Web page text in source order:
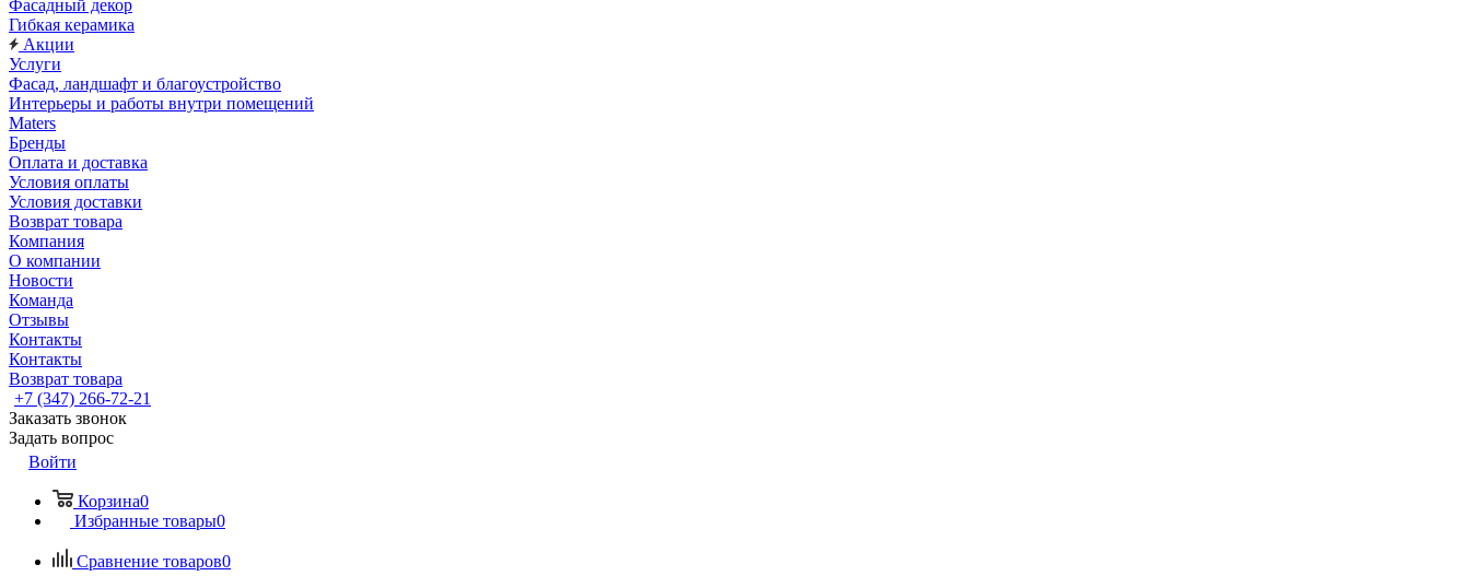
Фасадный декор
Гибкая керамика
Акции
Услуги
Фасад, ландшафт и благоустройство
Интерьеры и работы внутри помещений
Maters
Бренды
Оплата и доставка
Условия оплаты
Условия доставки
Возврат товара
Компания
О компании
Новости
Команда
Отзывы
Контакты
Контакты
Возврат товара
+7 (347) 266-72-21
Заказать звонок
Задать вопрос
Войти
Корзина0
Избранные товары0
Сравнение товаров0